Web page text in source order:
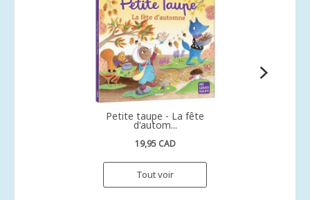
Petite taupe - La fête
d'autom...
19,95 CAD
Tout voir